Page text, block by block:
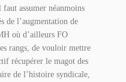
assumer néanmoins
de l’augmentation de
où d’ailleurs FO
rangs, de vouloir mettre
récupérer le magot des
de l’histoire syndicale,